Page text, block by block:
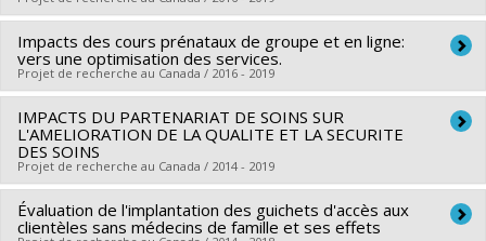
Funding sources:IRSC/Instituts de recherche en santé du
Canada
Grant programs:PVXXXXXX-(PJT) Subvention Projet
Lead researcher : Carl Ardy Dubois
Co-researchers : Denise Bélanger,
Kathleen Bentein,Anne-Marie Laflamme,Julie Côté,
Frédéric Gilbert,Suzy Ngomo,Alex Battaglini
Impacts des cours prénataux de groupe et en ligne:
vers une optimisation des services.
Projet de recherche au Canada / 2016 - 2019
Lead researcher : Geneviève Roch
Co-researchers : Deena White, Carl Ardy Dubois, Roxane
Borgès Da Silva,André-Anne Parent
Funding sources:
FRQS/Fonds de recherche du Québec -
Santé (FRSQ)
IMPACTS DU PARTENARIAT DE SOINS SUR
L'AMELIORATION DE LA QUALITE ET LA SECURITE
DES SOINS
Projet de recherche au Canada / 2014 - 2019
Lead researcher : Marie-Pascale Pomey
Évaluation de l'implantation des guichets d'accès aux
clientèles sans médecins de famille et ses effets